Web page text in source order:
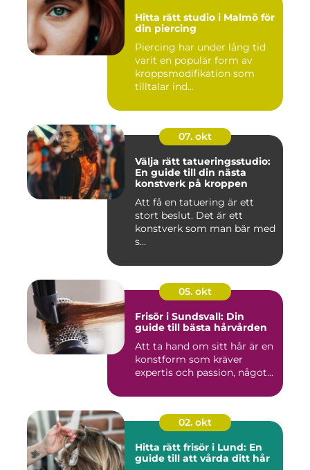
Hitta rätt studio i Malmö för
din piercing
Piercing har under lång tid
varit en populär form av
kroppsmodifikation som
tilltalar ind...
07. okt
Välja rätt tatueringsstudio:
En guide till din nästa
konstverk på kroppen
Att få en tatuering är ett
stort beslut. Det är ett
konstverk som man bär med
s...
05. okt
Frisör i Sundsvall: Din
guide till bästa hårvården
Att ta hand om sitt hår är en
konstform som kräver
expertis och passion, något...
02. okt
Hitta rätt frisör i Lund: En
guide till att vårda ditt hår